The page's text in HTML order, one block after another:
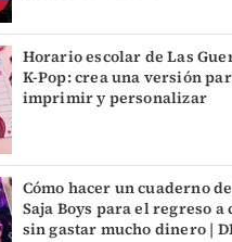
Horario escolar de Las
K-Pop: crea una versión
imprimir y personalizar
Cómo hacer un cuaderno
Saja Boys para el regreso a
sin gastar mucho dinero |